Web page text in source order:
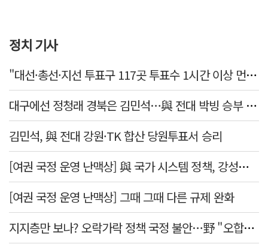
정치 기사
"대선·총선·지선 투표구 117곳 투표수 1시간 이상 먼저 입력"
대구에선 정청래 경북은 김민석…與 전대 박빙 승부 이어간다
김민석, 與 전대 강원·TK 합산 당원투표서 승리
[여권 국정 운영 난맥상] 與 국가 시스템 정책, 강성층 결집에 의존
[여권 국정 운영 난맥상] 그때 그때 다른 규제 완화
지지층만 보나? 오락가락 정책 국정 불안…野 "오합지졸"